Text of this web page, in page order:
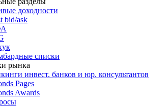
доходности
bid/ask
списки
рынка
инвест. банков и юр. консультантов
Pages
Awards